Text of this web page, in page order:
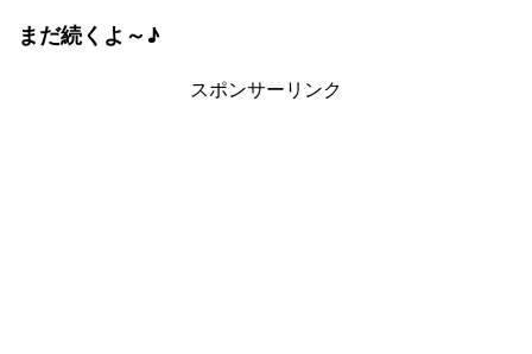
まだ続くよ～♪
スポンサーリンク